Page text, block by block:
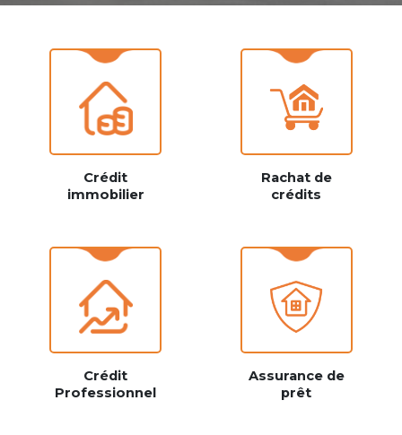
Crédit
immobilier
Rachat de
crédits
Crédit
Professionnel
Assurance de
prêt